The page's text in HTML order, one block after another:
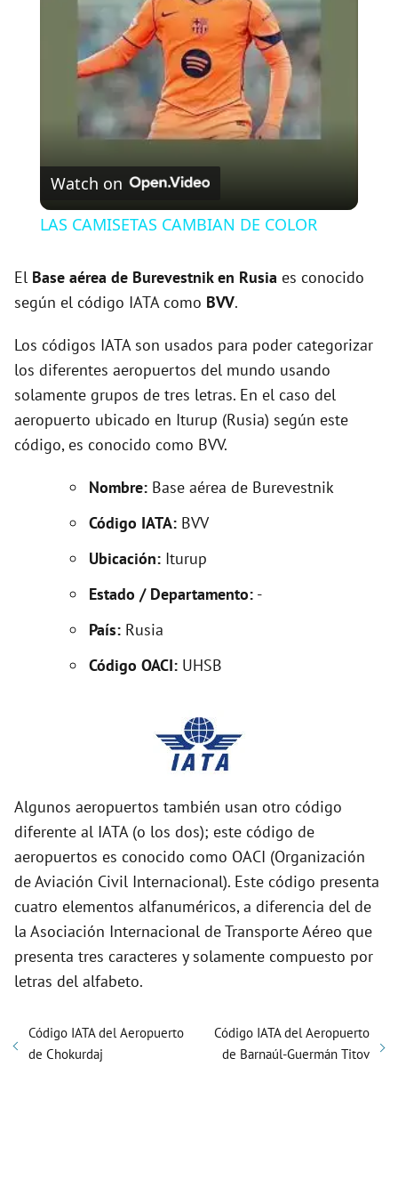
l
a
y
V
i
d
o
Watch on
LAS CAMISETAS CAMBIAN DE COLOR
El Base aérea de Burevestnik en Rusia es conocido
según el código IATA como BVV.
Los códigos IATA son usados para poder categorizar
los diferentes aeropuertos del mundo usando
solamente grupos de tres letras. En el caso del
aeropuerto ubicado en Iturup (Rusia) según este
código, es conocido como BVV.
Nombre: Base aérea de Burevestnik
Código IATA: BVV
Ubicación: Iturup
Estado / Departamento: -
País: Rusia
Código OACI: UHSB
Algunos aeropuertos también usan otro código
diferente al IATA (o los dos); este código de
aeropuertos es conocido como OACI (Organización
de Aviación Civil Internacional). Este código presenta
cuatro elementos alfanuméricos, a diferencia del de
la Asociación Internacional de Transporte Aéreo que
presenta tres caracteres y solamente compuesto por
letras del alfabeto.
Código IATA del Aeropuerto
de Chokurdaj
Código IATA del Aeropuerto
de Barnaúl-Guermán Titov